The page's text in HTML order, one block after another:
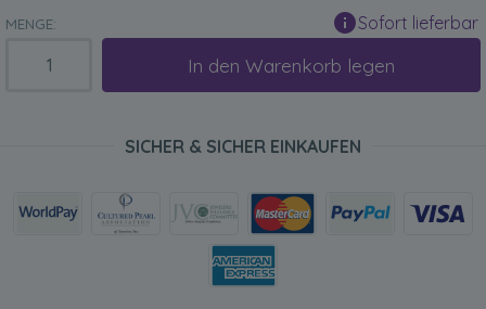
MENGE: Sofort lieferbar
In den Warenkorb legen
SICHER & SICHER EINKAUFEN